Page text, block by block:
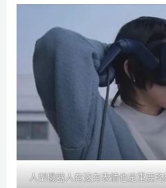
人型機器人有沒有表情也是重要